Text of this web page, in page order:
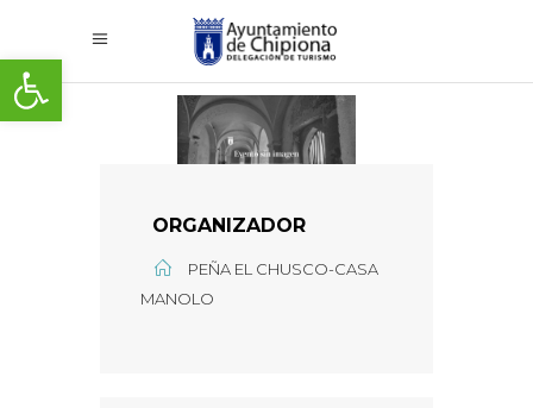
Abrir barra de herramientas
ORGANIZADOR
PEÑA EL CHUSCO-CASA
MANOLO